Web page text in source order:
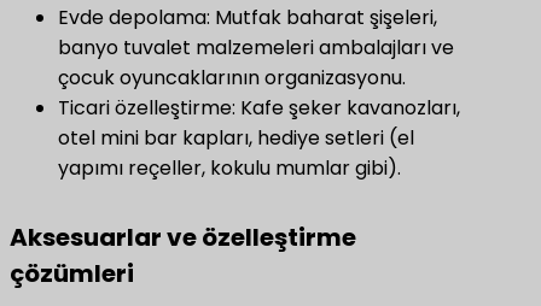
Evde depolama: Mutfak baharat şişeleri,
banyo tuvalet malzemeleri ambalajları ve
çocuk oyuncaklarının organizasyonu.
Ticari özelleştirme: Kafe şeker kavanozları,
otel mini bar kapları, hediye setleri (el
yapımı reçeller, kokulu mumlar gibi).
​Aksesuarlar ve özelleştirme
çözümleri